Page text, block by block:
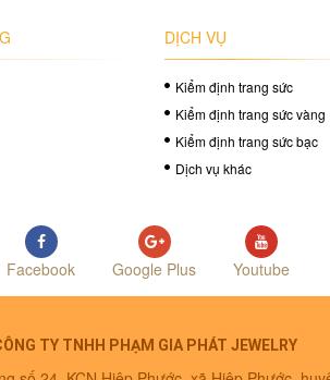
DỊCH VỤ
Kiểm định trang sức
Kiểm định trang sức vàng
Kiểm định trang sức bạc
Dịch vụ khác
Facebook Google Plus Youtube
TY TNHH PHẠM GIA PHÁT JEWELRY